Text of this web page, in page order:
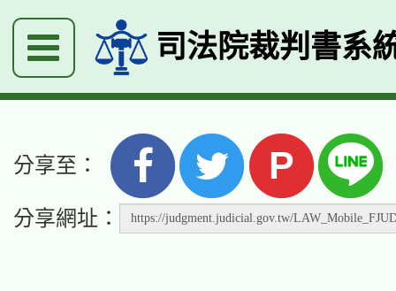
司法院裁判書系
分享至： P
分享網址：